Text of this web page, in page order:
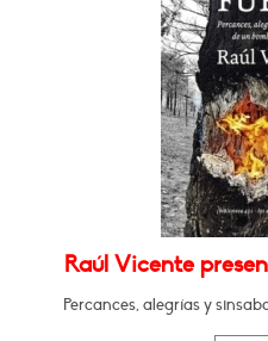
Raúl Vicente
Percances, alegrías y